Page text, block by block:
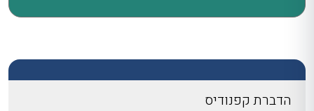
הדברת קפנודיס